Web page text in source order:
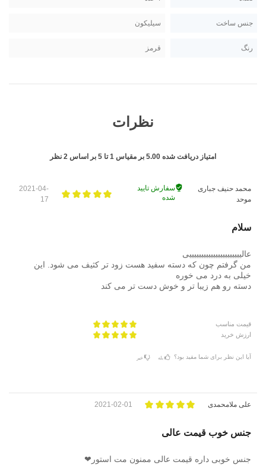
جنس ساخت سیلیکون
رنگ قرمز
نظرات
امتیاز دریافت شده 5.00 بر مقیاس 1تا 5 بر اساس 2 نظر
محمد حنیف جباری
موحد
سفارش تایید
شده
2021-04-
17
سلام
عالییییییییییییییییییییییی
من گرفتم چون که دسته سفید هست زود تر کثیف می شود. این
خیلی به درد می خوره
دسته رو هم زیبا تر و خوش دست تر می کند
قیمت مناسب
ارزش خرید
آیا این نظر برای شما مفید بود؟ بله خیر
علی ملامحمدی 2021-02-01
جنس خوب قیمت عالی
جنس خوبی داره قیمت عالی ممنون مت استور❤